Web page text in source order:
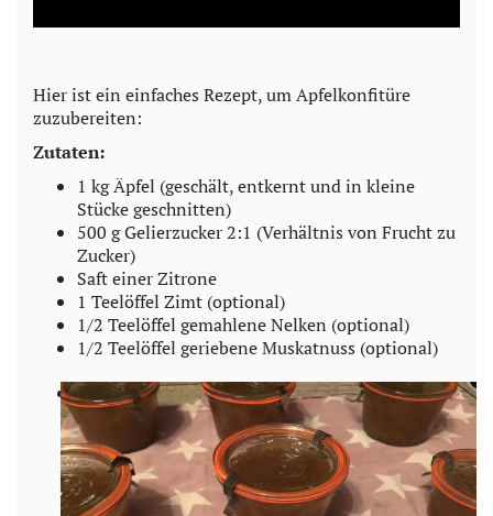
a
y
i
d
o
Hier ist ein einfaches Rezept, um Apfelkonfitüre
zuzubereiten:
Zutaten:
1 kg Äpfel (geschält, entkernt und in kleine
Stücke geschnitten)
500 g Gelierzucker 2:1 (Verhältnis von Frucht zu
Zucker)
Saft einer Zitrone
1 Teelöffel Zimt (optional)
1/2 Teelöffel gemahlene Nelken (optional)
1/2 Teelöffel geriebene Muskatnuss (optional)